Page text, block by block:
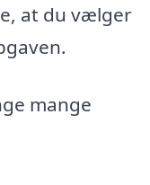
at du vælger
mange